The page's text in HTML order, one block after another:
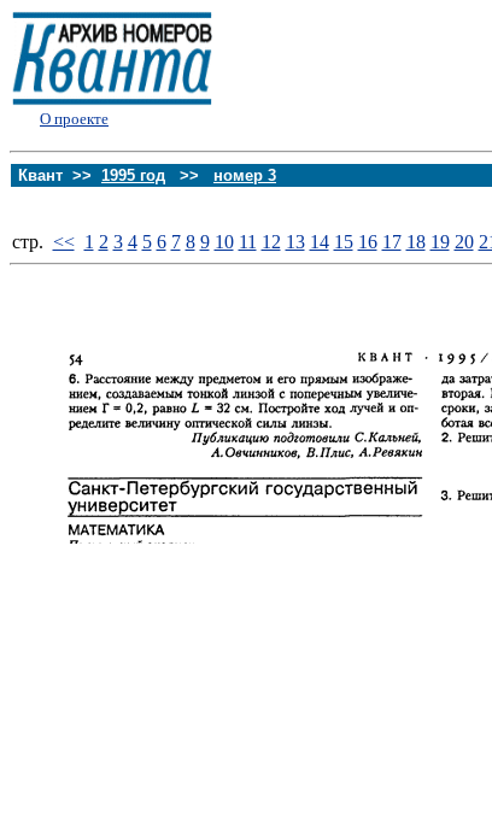
О проекте
Квант >> 1995 год >> номер 3
стp. << 1 2 3 4 5 6 7 8 9 10 11 12 13 14 15 16 17 18 19 20